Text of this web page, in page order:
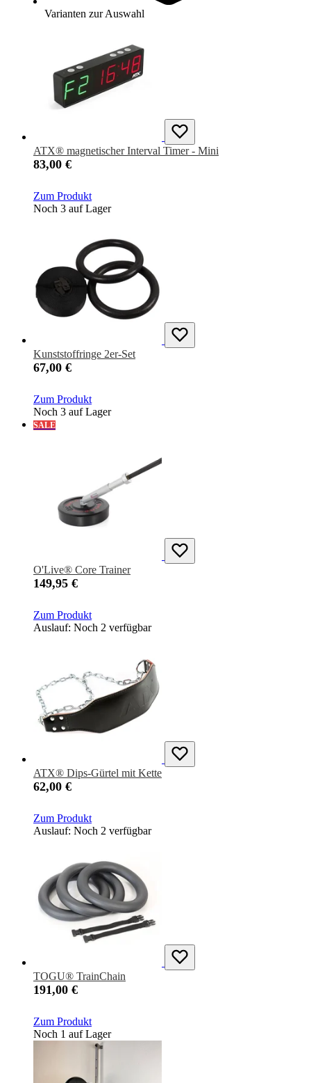
Varianten zur Auswahl
Noch 1 auf Lager
ATX® magnetischer Interval Timer - Mini
83,00 €
Zum Produkt
Noch 3 auf Lager
Kunststoffringe 2er-Set
67,00 €
Zum Produkt
Noch 3 auf Lager
SALE
O'Live® Core Trainer
149,95 €
Zum Produkt
Auslauf: Noch 2 verfügbar
ATX® Dips-Gürtel mit Kette
62,00 €
Zum Produkt
Auslauf: Noch 2 verfügbar
TOGU® TrainChain
191,00 €
Zum Produkt
Noch 1 auf Lager